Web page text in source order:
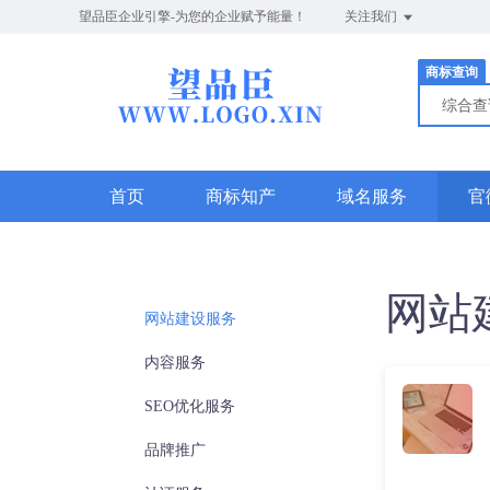
望品臣企业引擎-为您的企业赋予能量！ 关注我们
商标查询
综合
首页 商标知产 域名服务 官
网站建设服务
内容服务
SEO优化服务
品牌推广
网站